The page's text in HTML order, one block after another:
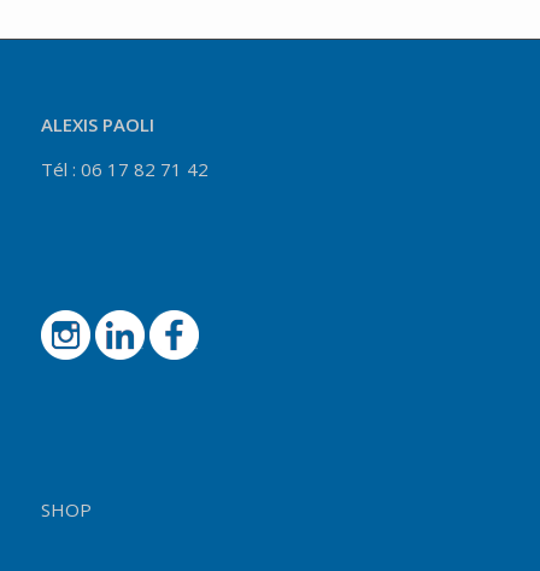
ALEXIS PAOLI
Tél : 06 17 82 71 42
SHOP